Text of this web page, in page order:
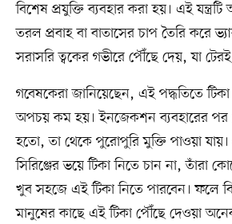
বিশেষ প্রযুক্তি ব্যবহার করা হয়। এই যন্ত্রটি
তরল প্রবাহ বা বাতাসের চাপ তৈরি করে
সরাসরি ত্বকের গভীরে পৌঁছে দেয়, যা টেরই
গবেষকেরা জানিয়েছেন, এই পদ্ধতিতে
অপচয় কম হয়। ইনজেকশন ব্যবহারের পর
হতো, তা থেকে পুরোপুরি মুক্তি পাওয়া
সিরিঞ্জের ভয়ে টিকা নিতে চান না, তাঁরা
খুব সহজে এই টিকা নিতে পারবেন। ফলে
মানুষের কাছে এই টিকা পৌঁছে দেওয়া